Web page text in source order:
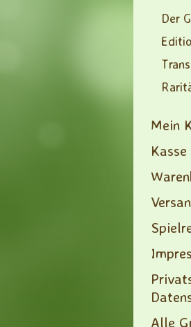
Der
Mein
Kasse
Alle